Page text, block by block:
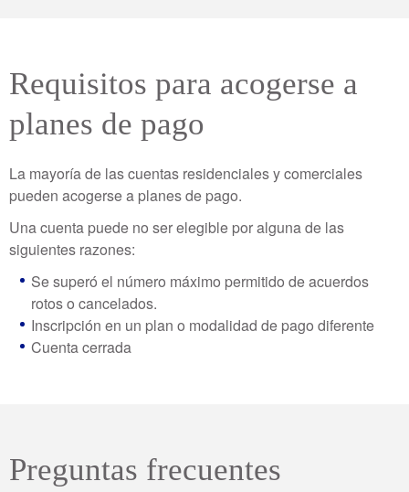
Requisitos para acogerse a
planes de pago
La mayoría de las cuentas residenciales y comerciales
pueden acogerse a planes de pago.
Una cuenta puede no ser elegible por alguna de las
siguientes razones:
Se superó el número máximo permitido de acuerdos
rotos o cancelados.
Inscripción en un plan o modalidad de pago diferente
Cuenta cerrada
Preguntas frecuentes